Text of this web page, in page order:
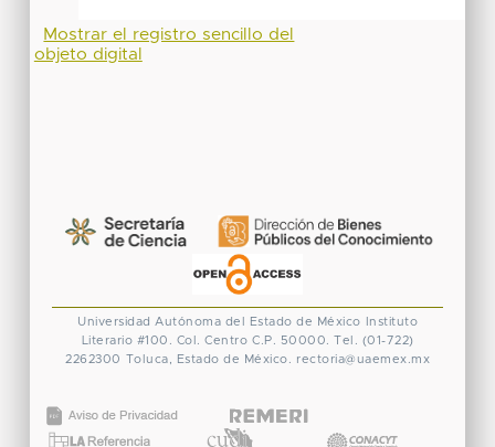
Mostrar el registro sencillo del
objeto digital
Universidad Autónoma del Estado de México
Instituto
Literario #100. Col. Centro C.P. 50000. Tel. (01-722)
2262300
Toluca, Estado de México. rectoria@uaemex.mx